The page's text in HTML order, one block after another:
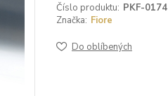
Číslo produktu: PKF-0174
Značka: Fiore
Do oblíbených